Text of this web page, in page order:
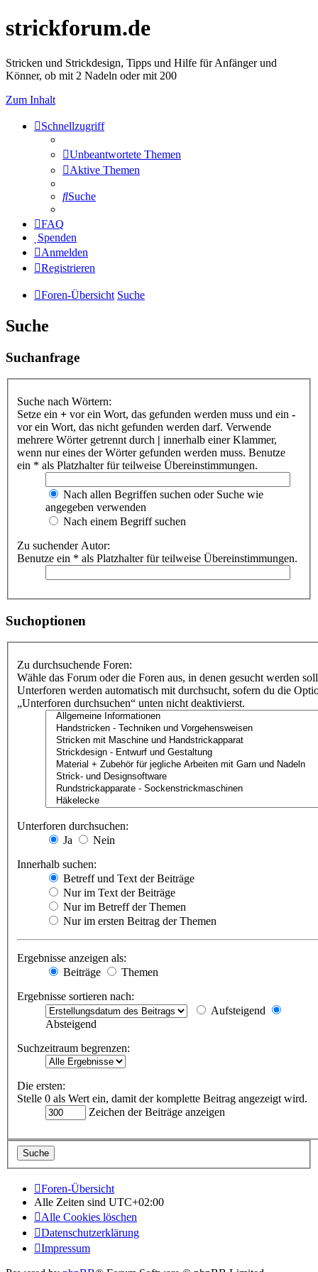
strickforum.de
Stricken und Strickdesign, Tipps und Hilfe für Anfänger und
Könner, ob mit 2 Nadeln oder mit 200
Zum Inhalt
Schnellzugriff
Unbeantwortete Themen
Aktive Themen
Suche
FAQ
Spenden
Anmelden
Registrieren
Foren-Übersicht Suche
Suche
Suchanfrage
Suche nach Wörtern:
Setze ein + vor ein Wort, das gefunden werden muss und ein -
vor ein Wort, das nicht gefunden werden darf. Verwende
mehrere Wörter getrennt durch | innerhalb einer Klammer,
wenn nur eines der Wörter gefunden werden muss. Benutze
ein * als Platzhalter für teilweise Übereinstimmungen.
Nach allen Begriffen suchen oder Suche wie
angegeben verwenden
Nach einem Begriff suchen
Zu suchender Autor:
Benutze ein * als Platzhalter für teilweise Übereinstimmungen.
Suchoptionen
Zu durchsuchende Foren:
Wähle das Forum oder die Foren aus, in denen gesucht werden
Unterforen werden automatisch mit durchsucht, sofern du die
„Unterforen durchsuchen“ unten nicht deaktivierst.
Unterforen durchsuchen:
Ja
Nein
Innerhalb suchen:
Betreff und Text der Beiträge
Nur im Text der Beiträge
Nur im Betreff der Themen
Nur im ersten Beitrag der Themen
Ergebnisse anzeigen als:
Beiträge
Themen
Ergebnisse sortieren nach:
Aufsteigend
Absteigend
Suchzeitraum begrenzen:
Die ersten:
Stelle 0 als Wert ein, damit der komplette Beitrag angezeigt wird.
Zeichen der Beiträge anzeigen
Foren-Übersicht
Alle Zeiten sind UTC+02:00
Alle Cookies löschen
Datenschutzerklärung
Impressum